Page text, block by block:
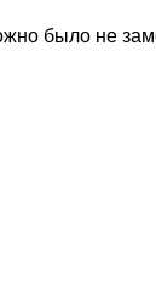
было не